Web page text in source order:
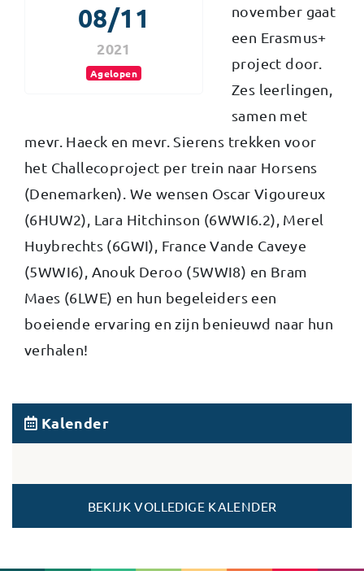
08/11
2021
Agelopen
november gaat
een Erasmus+
project door.
Zes leerlingen,
samen met
mevr. Haeck en mevr. Sierens trekken voor
het Challecoproject per trein naar Horsens
(Denemarken). We wensen Oscar Vigoureux
(6HUW2), Lara Hitchinson (6WWI6.2), Merel
Huybrechts (6GWI), France Vande Caveye
(5WWI6), Anouk Deroo (5WWI8) en Bram
Maes (6LWE) en hun begeleiders een
boeiende ervaring en zijn benieuwd naar hun
verhalen!
Kalender
BEKIJK VOLLEDIGE KALENDER